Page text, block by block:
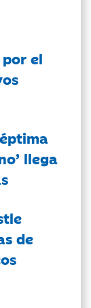
el
llega
de